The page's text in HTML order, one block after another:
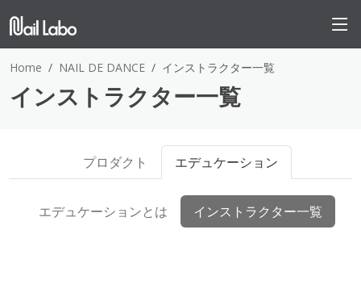
Home NAIL DE DANCE インストラクター一覧
インストラクター一覧
プロダクト エデュケーション
エデュケーションとは インストラクター一覧